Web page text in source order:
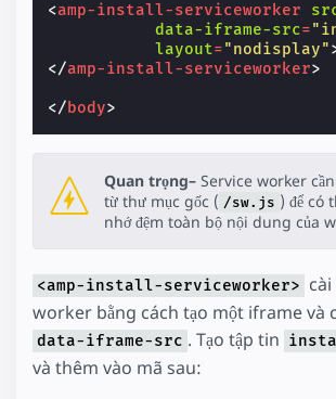
<amp-install-serviceworker
data-iframe-src=
layout="nodisplay"
</amp-install-serviceworker>
</body>
Quan trọng– Service worker
từ thư mục gốc ( /sw.js ) để có
nhớ đệm toàn bộ nội dung của
<amp-install-serviceworker>
worker bằng cách tạo một iframe và
data-iframe-src . Tạo tập tin
và thêm vào mã sau: